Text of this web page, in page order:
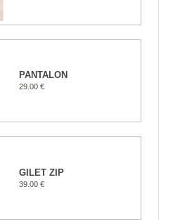
PANTALON
29.00 €
GILET ZIP
39.00 €